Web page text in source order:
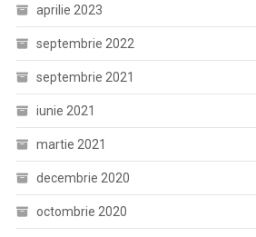
aprilie 2023
septembrie 2022
septembrie 2021
iunie 2021
martie 2021
decembrie 2020
octombrie 2020